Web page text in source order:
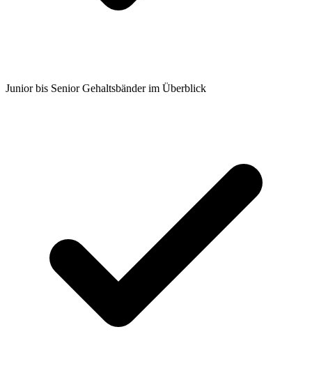
Junior bis Senior Gehaltsbänder im Überblick